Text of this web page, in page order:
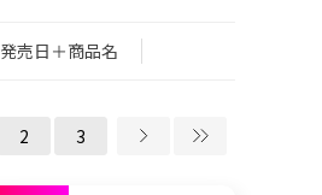
発売日＋商品名
2 3